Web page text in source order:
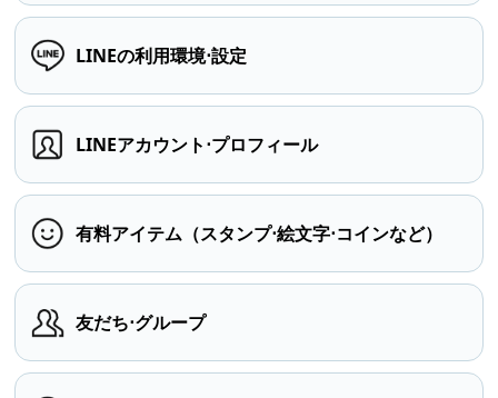
LINEの利用環境⋅設定
LINEアカウント⋅プロフィール
有料アイテム（スタンプ⋅絵文字⋅コインなど）
友だち⋅グループ